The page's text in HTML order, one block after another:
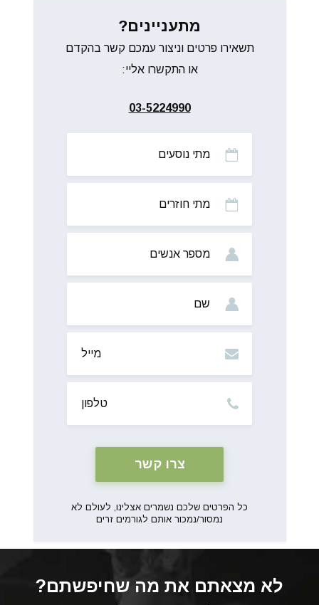
מתעניינים?
תשאירו פרטים וניצור עמכם קשר בהקדם
או התקשרו אליי:
03-5224990
אנשים
כל הפרטים שלכם נשמרים אצלינו, לעולם לא
נמסור/נמכור אותם לגורמים זרים
לא מצאתם את מה שחיפשתם?